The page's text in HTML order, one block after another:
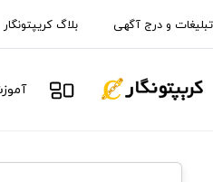
تبلیغات و درج آگهی بلاگ کریپتونگار